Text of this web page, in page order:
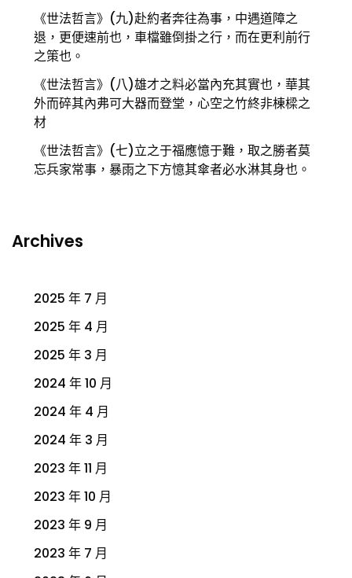
《世法哲言》(九)赴約者奔往為事，中遇道障之
退，更便速前也，車檔雖倒掛之行，而在更利前行
之策也。
《世法哲言》(八)雄才之料必當內充其實也，華其
外而碎其內弗可大器而登堂，心空之竹終非棟樑之
材
《世法哲言》(七)立之于福應憶于難，取之勝者莫
忘兵家常事，暴雨之下方憶其傘者必水淋其身也。
Archives
2025 年 7 月
2025 年 4 月
2025 年 3 月
2024 年 10 月
2024 年 4 月
2024 年 3 月
2023 年 11 月
2023 年 10 月
2023 年 9 月
2023 年 7 月